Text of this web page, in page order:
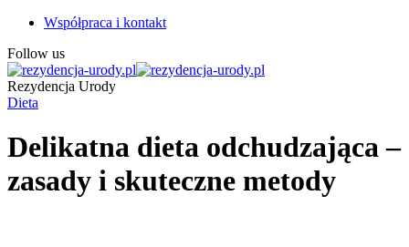
Współpraca i kontakt
Follow us
Rezydencja Urody
Dieta
Delikatna dieta odchudzająca –
zasady i skuteczne metody